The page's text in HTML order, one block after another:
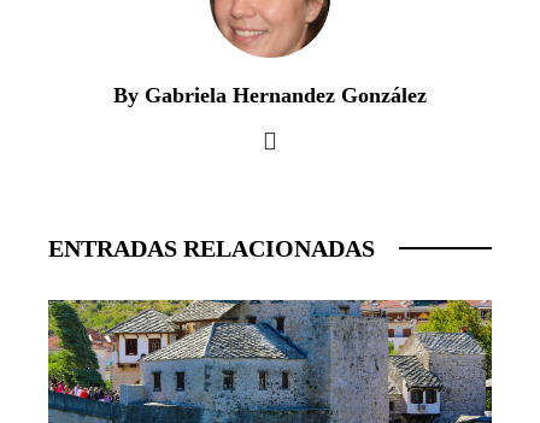
By Gabriela Hernandez González
ENTRADAS RELACIONADAS